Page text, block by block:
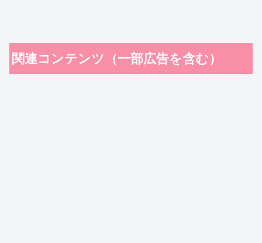
関連コンテンツ（一部広告を含む）